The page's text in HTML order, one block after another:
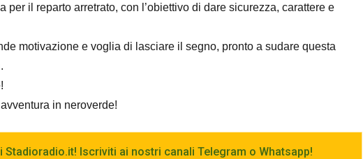
per il reparto arretrato, con l’obiettivo di dare sicurezza, carattere e
motivazione e voglia di lasciare il segno, pronto a sudare questa
in neroverde!
Iscriviti ai nostri canali Telegram o Whatsapp!